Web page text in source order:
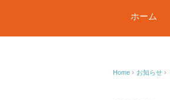
ホーム
Home › お知らせ ›